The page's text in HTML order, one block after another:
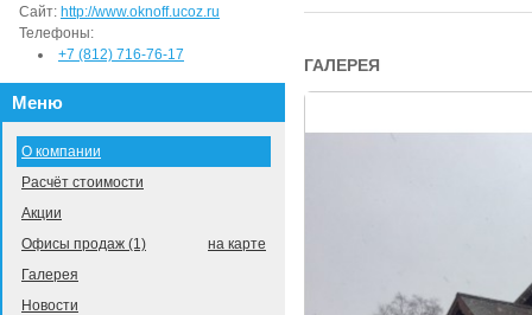
ГАЛЕРЕЯ
Сайт: http://www.oknoff.ucoz.ru
Телефоны:
+7 (812) 716-76-17
Меню
О компании
Расчёт стоимости
Акции
на карте
Офисы продаж (1)
Галерея
Новости